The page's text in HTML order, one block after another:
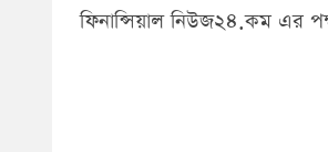
ফিনান্সিয়াল নিউজ২৪.কম এর